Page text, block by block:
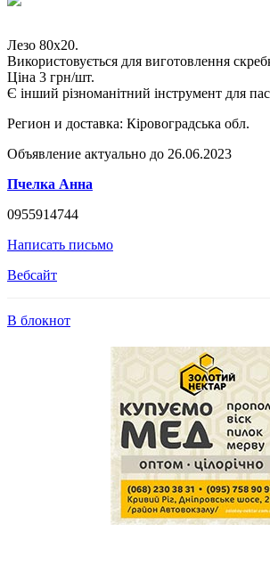
Лезо 80х20.
Використовується для виготовлення
Ціна 3 грн/шт.
Є інший різноманітний інструмент для
Регион и доставка: Кіровоградська обл.
Объявление актуально до 26.06.2023
Пчелка Анна
0955914744
Написать письмо
Вебсайт
В блокнот